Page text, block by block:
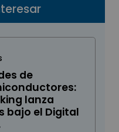
de
lanza
bajo el Digital